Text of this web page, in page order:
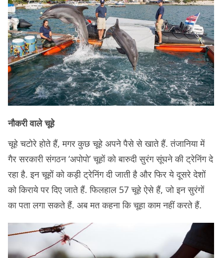
नौकरी वाले चूहे
चूहे चटोरे होते हैं, मगर कुछ चूहे अपने पैसे से खाते हैं. तंजानिया में
गैर सरकारी संगठन ‘अपोपो’ चूहों को बारुदी सुरंग सूंघने की ट्रेनिंग दे
रहा है. इन चूहों को कड़ी ट्रेनिंग दी जाती है और फिर ये दूसरे देशों
को किराये पर दिए जाते हैं. फिलहाल 57 चूहे ऐसे हैं, जो इन सुरंगों
का पता लगा सकते हैं. अब मत कहना कि चूहा काम नहीं करते हैं.